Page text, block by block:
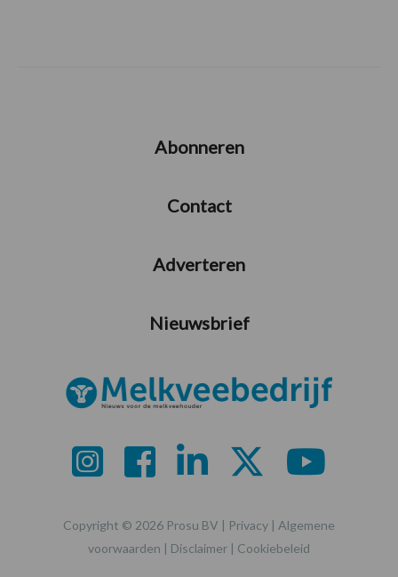
Abonneren
Contact
Adverteren
Nieuwsbrief
Copyright © 2026 Prosu BV | Privacy | Algemene
voorwaarden | Disclaimer | Cookiebeleid